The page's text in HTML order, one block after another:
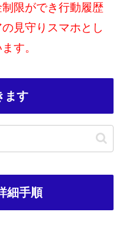
限ができ行動履歴
見守りスマホとし
す。
ます
細手順